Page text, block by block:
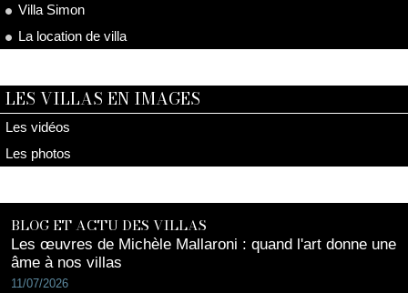
Villa Simon
La location de villa
LES VILLAS EN IMAGES
Les vidéos
Les photos
BLOG ET ACTU DES VILLAS
Les œuvres de Michèle Mallaroni : quand l'art donne une
âme à nos villas
11/07/2026